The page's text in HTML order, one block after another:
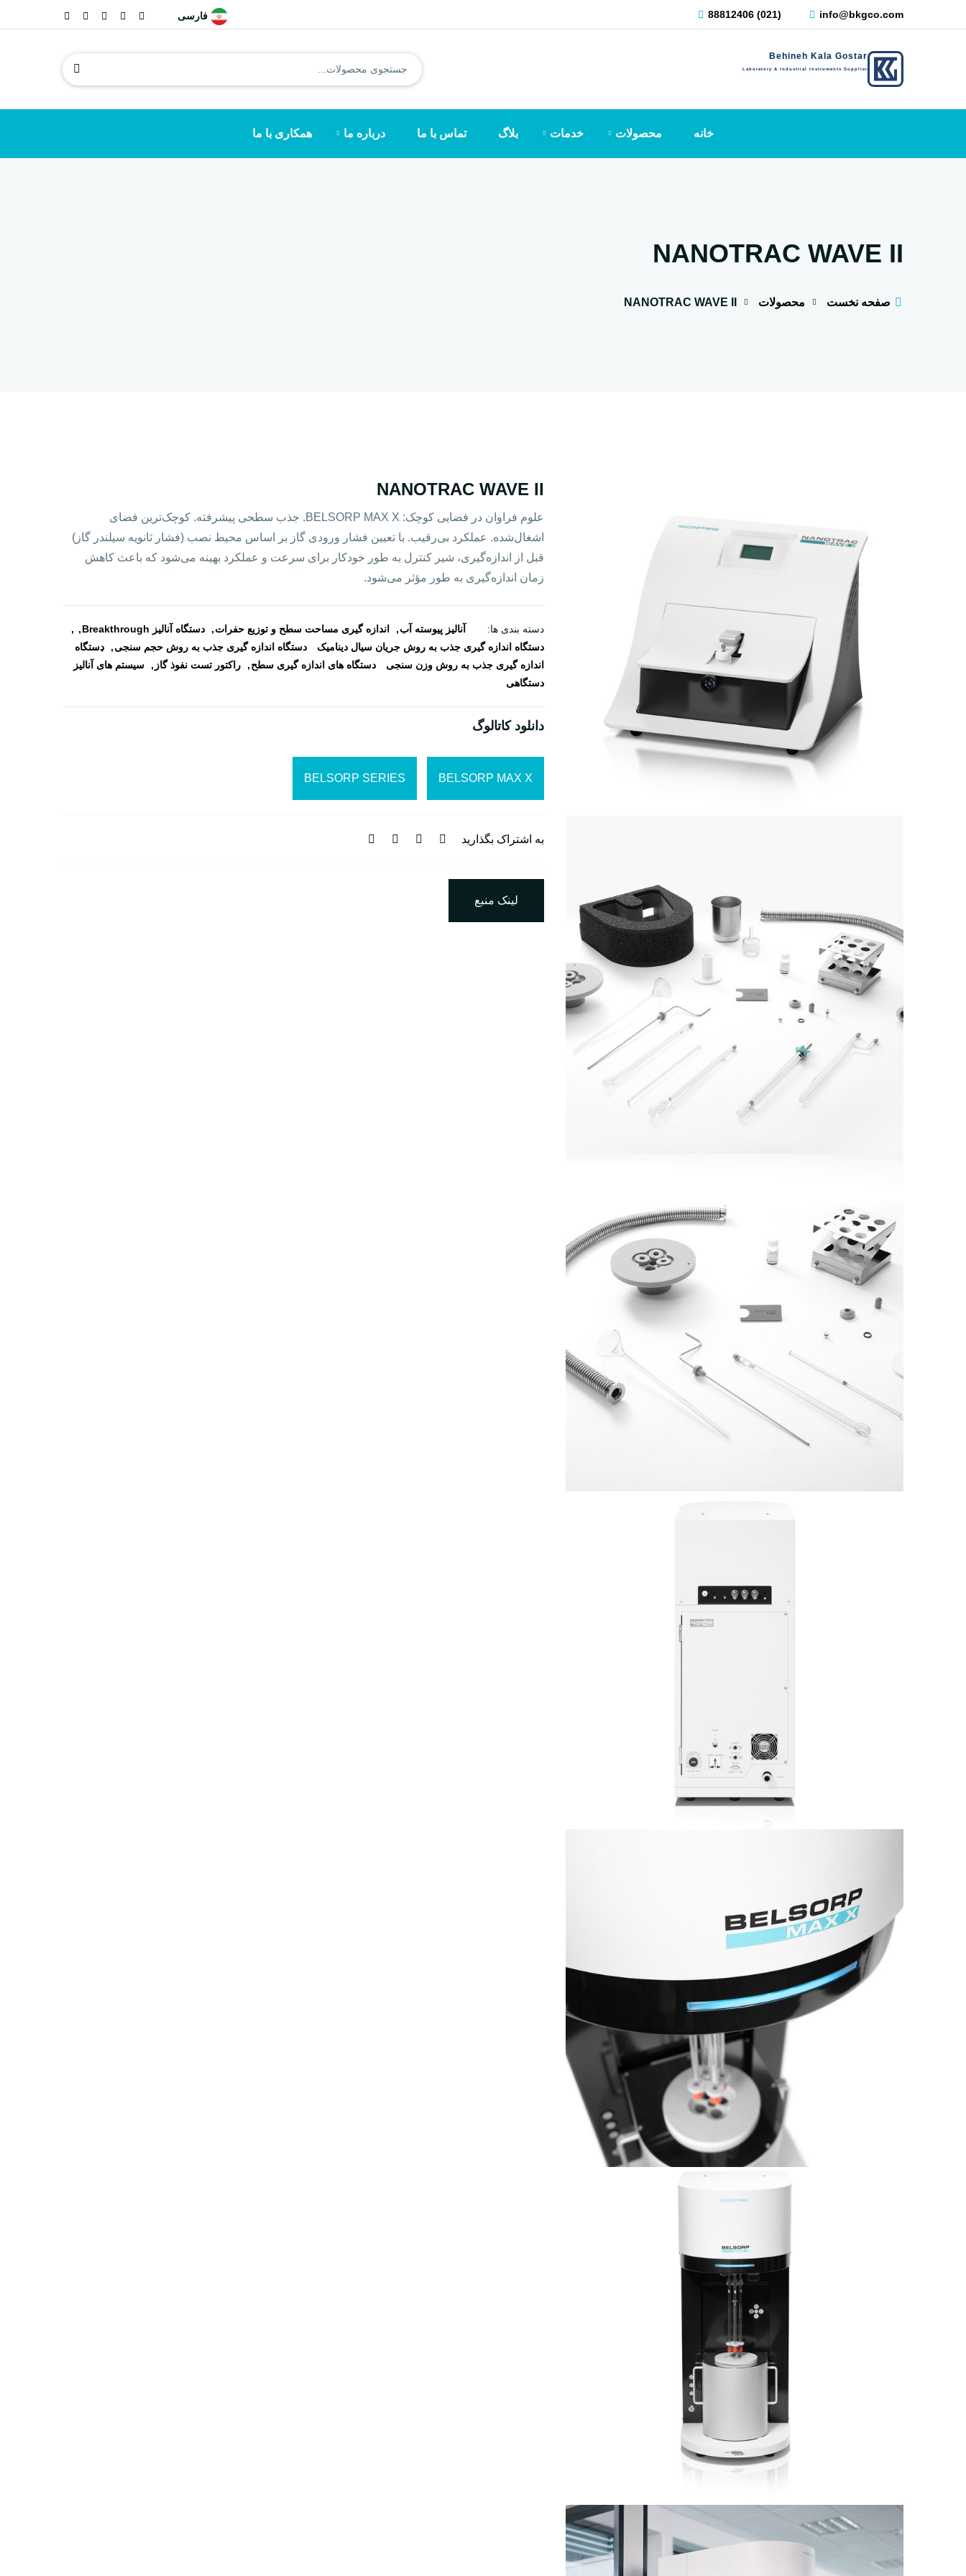
info@bkgco.com
88812406 (021) فارسی
Behineh Kala Gostar
Laboratory & Industrial Instruments Supplier
خانه محصولات خدمات بلاگ تماس با ما درباره ما همکاری با ما
NANOTRAC WAVE II
صفحه نخست محصولات NANOTRAC WAVE II
NANOTRAC WAVE II
علوم فراوان در فضایی کوچک: BELSORP MAX X. جذب سطحی پیشرفته. کوچک‌ترین فضای
اشغال‌شده. عملکرد بی‌رقیب. با تعیین فشار ورودی گاز بر اساس محیط نصب (فشار ثانویه سیلندر گاز)
قبل از اندازه‌گیری، شیر کنترل به طور خودکار برای سرعت و عملکرد بهینه می‌شود که باعث کاهش
زمان اندازه‌گیری به طور مؤثر می‌شود.
دسته بندی ها: آنالیز پیوسته آب اندازه گیری مساحت سطح و توزیع حفرات
دستگاه آنالیز Breakthrough
دستگاه اندازه گیری جذب به روش جریان سیال دینامیک
دستگاه اندازه گیری جذب به روش حجم سنجی
دستگاه
اندازه گیری جذب به روش وزن سنجی
دستگاه های اندازه گیری سطح راکتور تست نفوذ گاز
سیستم های آنالیز
دستگاهی
دانلود کاتالوگ
BELSORP MAX X
BELSORP SERIES
به اشتراک بگذارید
لینک منبع